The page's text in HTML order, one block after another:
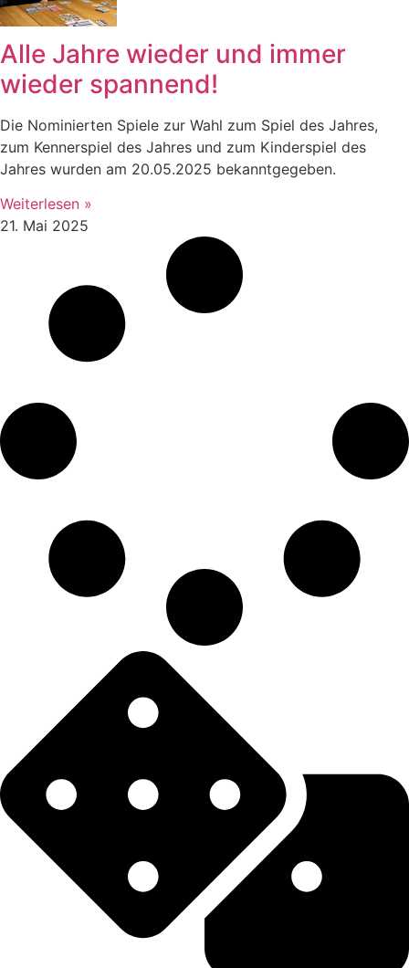
Alle Jahre wieder und immer
wieder spannend!
Die Nominierten Spiele zur Wahl zum Spiel des Jahres,
zum Kennerspiel des Jahres und zum Kinderspiel des
Jahres wurden am 20.05.2025 bekanntgegeben.
Weiterlesen »
21. Mai 2025